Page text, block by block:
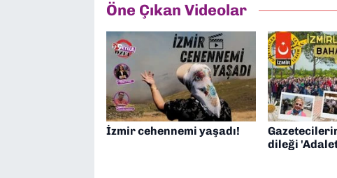
Öne Çıkan Videolar
İzmir cehennemi yaşadı!
dileği